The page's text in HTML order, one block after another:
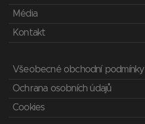
Média
Kontakt
Všeobecné obchodní podmínky
Ochrana osobních údajů
Cookies